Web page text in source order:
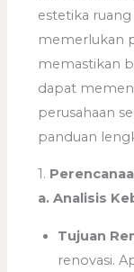
estetika ruang
memerlukan
memastikan
dapat
perusahaan
panduan
1.
a. Analisis
Tujuan
renovasi.